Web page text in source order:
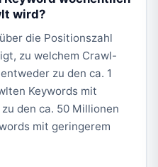
wird?
die Positionszahl
zu welchem Crawl-
zu den ca. 1
Keywords mit
den ca. 50 Millionen
mit geringerem